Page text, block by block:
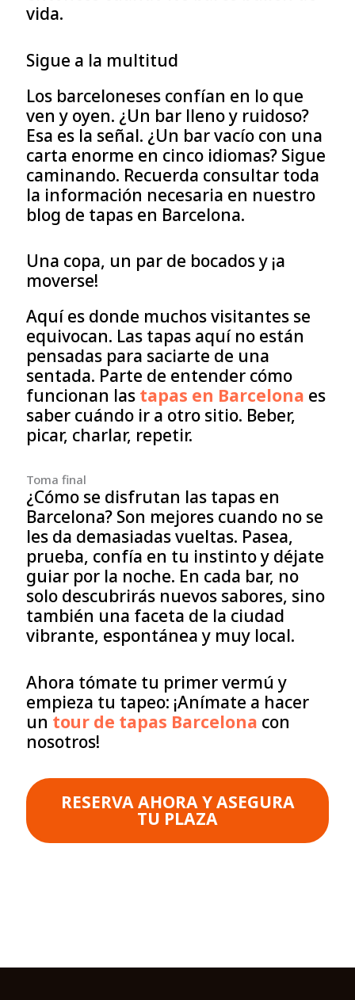
vida.
Sigue a la multitud
Los barceloneses confían en lo que
ven y oyen. ¿Un bar lleno y ruidoso?
Esa es la señal. ¿Un bar vacío con una
carta enorme en cinco idiomas? Sigue
caminando. Recuerda consultar toda
la información necesaria en nuestro
blog de tapas en Barcelona.
Una copa, un par de bocados y ¡a
moverse!
Aquí es donde muchos visitantes se
equivocan. Las tapas aquí no están
pensadas para saciarte de una
sentada. Parte de entender cómo
funcionan las tapas en Barcelona es
saber cuándo ir a otro sitio. Beber,
picar, charlar, repetir.
Toma final
¿Cómo se disfrutan las tapas en
Barcelona? Son mejores cuando no se
les da demasiadas vueltas. Pasea,
prueba, confía en tu instinto y déjate
guiar por la noche. En cada bar, no
solo descubrirás nuevos sabores, sino
también una faceta de la ciudad
vibrante, espontánea y muy local.
Ahora tómate tu primer vermú y
empieza tu tapeo: ¡Anímate a hacer
un tour de tapas Barcelona con
nosotros!
RESERVA AHORA Y ASEGURA
TU PLAZA